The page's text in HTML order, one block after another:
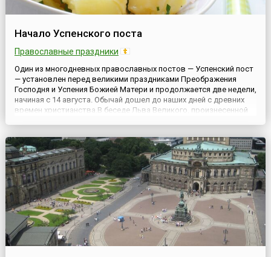
Начало Успенского поста
Православные праздники
Один из многодневных православных постов — Успенский пост
— установлен перед великими праздниками Преображения
Господня и Успения Божией Матери и продолжается две недели,
начиная с 14 августа. Обычай дошел до наших дней с древних
времен христианства.В беседе Льва Великого, произнесенной